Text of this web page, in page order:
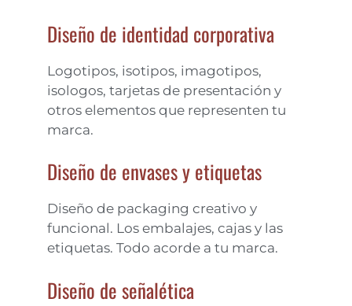
Diseño de identidad corporativa
Logotipos, isotipos, imagotipos,
isologos, tarjetas de presentación y
otros elementos que representen tu
marca.
Diseño de envases y etiquetas
Diseño de packaging creativo y
funcional. Los embalajes, cajas y las
etiquetas. Todo acorde a tu marca.
Diseño de señalética